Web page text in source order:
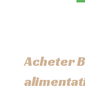
Acheter